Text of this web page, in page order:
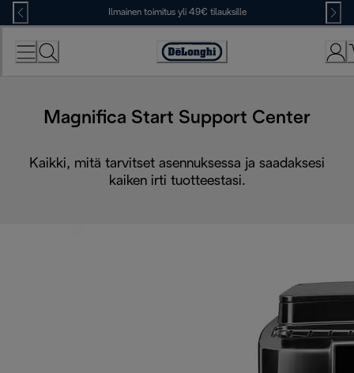
Skip
to
Content
Ilmainen toimitus yli 49€ tilauksille
Accessibility
Magnifica Start Support Center
Kaikki, mitä tarvitset asennuksessa ja saadaksesi
kaiken irti tuotteestasi.